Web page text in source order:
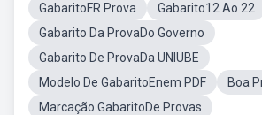
GabaritoFR Prova
Gabarito12 Ao 22
Gabarito Da ProvaDo Governo
Gabarito De ProvaDa UNIUBE
Modelo De GabaritoEnem PDF
Boa
Marcação GabaritoDe Provas